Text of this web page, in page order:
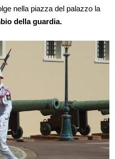
nella piazza del palazzo la
della guardia.